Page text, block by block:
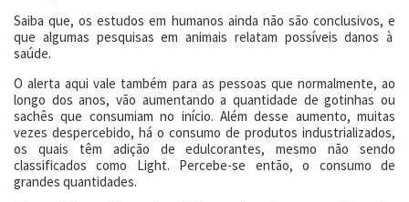
Saiba que, os estudos em humanos ainda não são conclusivos, e
que algumas pesquisas em animais relatam possíveis danos à
saúde.
O alerta aqui vale também para as pessoas que normalmente, ao
longo dos anos, vão aumentando a quantidade de gotinhas ou
sachês que consumiam no início. Além desse aumento, muitas
vezes despercebido, há o consumo de produtos industrializados,
os quais têm adição de edulcorantes, mesmo não sendo
classificados como Light. Percebe-se então, o consumo de
grandes quantidades.